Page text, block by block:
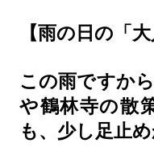
【雨の日の「
この雨ですか
や鶴林寺の散
も、少し足止